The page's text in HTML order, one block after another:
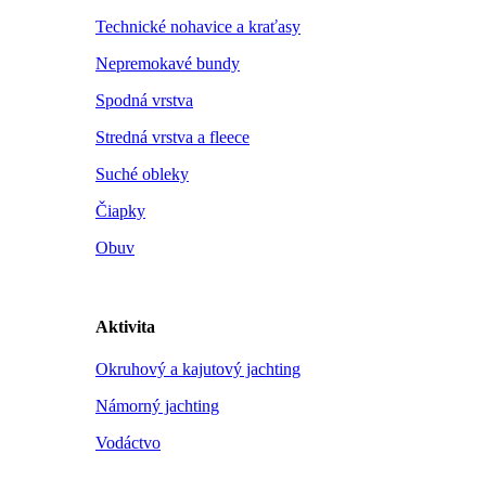
Technické nohavice a kraťasy
Nepremokavé bundy
Spodná vrstva
Stredná vrstva a fleece
Suché obleky
Čiapky
Obuv
Aktivita
Okruhový a kajutový jachting
Námorný jachting
Vodáctvo